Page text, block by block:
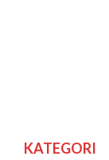
KATEGORI